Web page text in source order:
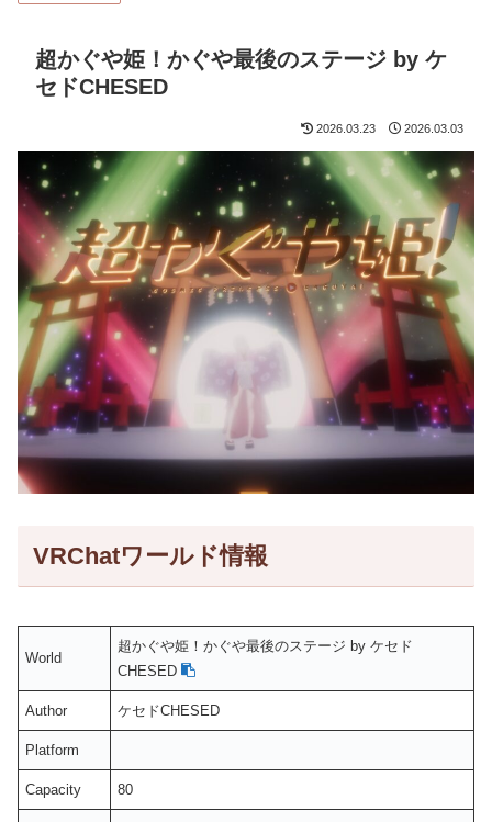
超かぐや姫！かぐや最後のステージ by ケ
セドCHESED
2026.03.23 2026.03.03
VRChatワールド情報
World
超かぐや姫！かぐや最後のステージ by ケセド
CHESED
Author ケセドCHESED
Platform
Capacity 80